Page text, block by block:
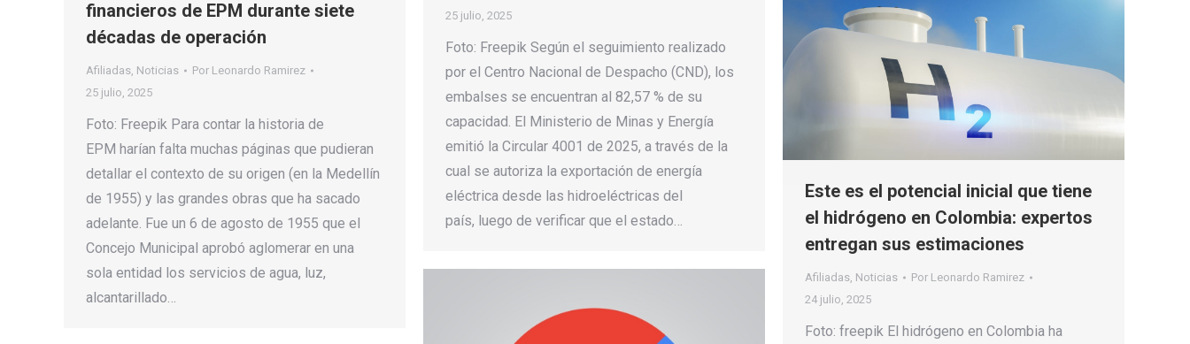
25 julio, 2025
Foto: Freepik Según el seguimiento realizado
por el Centro Nacional de Despacho (CND), los
embalses se encuentran al 82,57 % de su
capacidad. El Ministerio de Minas y Energía
emitió la Circular 4001 de 2025, a través de la
cual se autoriza la exportación de energía
eléctrica desde las hidroeléctricas del
país, luego de verificar que el estado…
financieros de EPM durante siete
décadas de operación
Afiliadas, Noticias Por Leonardo Ramirez
25 julio, 2025
Foto: Freepik Para contar la historia de
EPM harían falta muchas páginas que pudieran
detallar el contexto de su origen (en la Medellín
de 1955) y las grandes obras que ha sacado
adelante. Fue un 6 de agosto de 1955 que el
Concejo Municipal aprobó aglomerar en una
sola entidad los servicios de agua, luz,
alcantarillado…
Este es el potencial inicial que tiene
el hidrógeno en Colombia: expertos
entregan sus estimaciones
Afiliadas, Noticias Por Leonardo Ramirez
24 julio, 2025
Foto: freepik El hidrógeno en Colombia ha